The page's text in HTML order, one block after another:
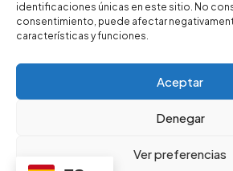
identificaciones únicas en este sitio. No
consentimiento, puede afectar
características y funciones.
Aceptar
Denegar
Ver preferencias
©Copyright Reformas Mallorca 2012 |